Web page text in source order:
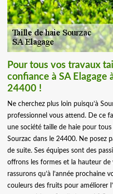
Pour tous vos travaux
confiance à SA Elagage
24400 !
Ne cherchez plus loin puisqu’à
professionnel vous attend. De ce
une société taille de haie pour
Sourzac dans le 24400. Ne posez
de suite. Ses équipes sont des
offrons les formes et la hauteur de
rassurons qu’à l’année prochaine
couleurs des fruits pour améliorer